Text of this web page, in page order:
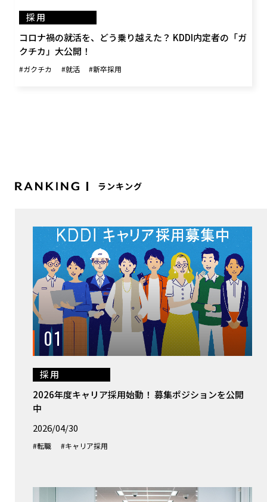
採用
コロナ禍の就活を、どう乗り越えた？ KDDI内定者の「ガ
クチカ」大公開！
#ガクチカ #就活 #新卒採用
ランキング
01
採用
2026年度キャリア採用始動！ 募集ポジションを公開
中
2026/04/30
#転職 #キャリア採用